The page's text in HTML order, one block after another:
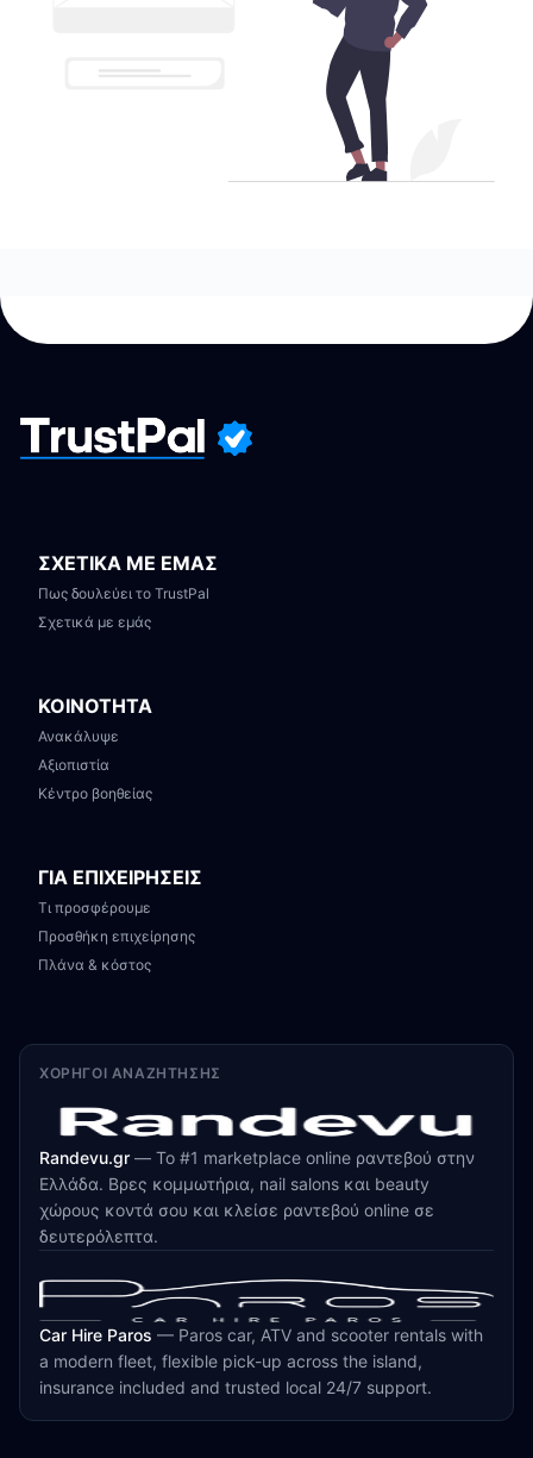
ΣΧΕΤΙΚΑ ΜΕ ΕΜΑΣ
Πως δουλεύει το TrustPal
Σχετικά με εμάς
ΚΟΙΝΟΤΗΤΑ
Ανακάλυψε
Αξιοπιστία
Κέντρο βοηθείας
ΓΙΑ ΕΠΙΧΕΙΡΗΣΕΙΣ
Τι προσφέρουμε
Προσθήκη επιχείρησης
Πλάνα & κόστος
ΧΟΡΗΓΟΊ ΑΝΑΖΉΤΗΣΗΣ
Randevu.gr — Το #1 marketplace online ραντεβού στην
Ελλάδα. Βρες κομμωτήρια, nail salons και beauty
χώρους κοντά σου και κλείσε ραντεβού online σε
δευτερόλεπτα.
Car Hire Paros — Paros car, ATV and scooter rentals with
a modern fleet, flexible pick-up across the island,
insurance included and trusted local 24/7 support.